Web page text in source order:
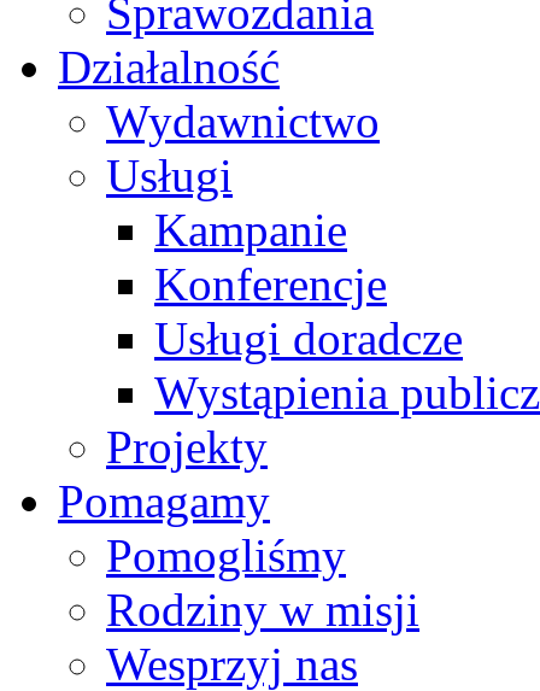
Sprawozdania
Działalność
Wydawnictwo
Usługi
Kampanie
Konferencje
Usługi doradcze
Wystąpienia
Projekty
Pomagamy
Pomogliśmy
Rodziny w misji
Wesprzyj nas